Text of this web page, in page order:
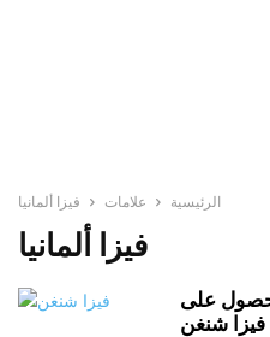
الرئيسية علامات فيزا ألمانيا
فيزا ألمانيا
على